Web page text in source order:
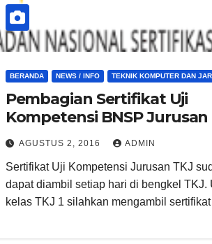
BERANDA NEWS / INFO TEKNIK KOMPUTER DAN
Pembagian Sertifikat Uji
Kompetensi BNSP Jurusan
AGUSTUS 2, 2016 ADMIN
Sertifikat Uji Kompetensi Jurusan TKJ
dapat diambil setiap hari di bengkel TKJ.
kelas TKJ 1 silahkan mengambil